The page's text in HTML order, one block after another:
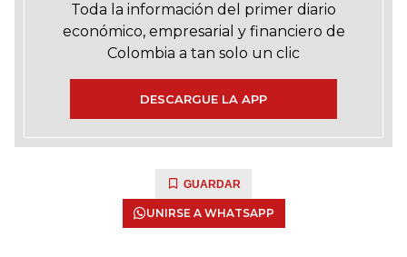
Toda la información del primer diario
económico, empresarial y financiero de
Colombia a tan solo un clic
DESCARGUE LA APP
GUARDAR
UNIRSE A WHATSAPP